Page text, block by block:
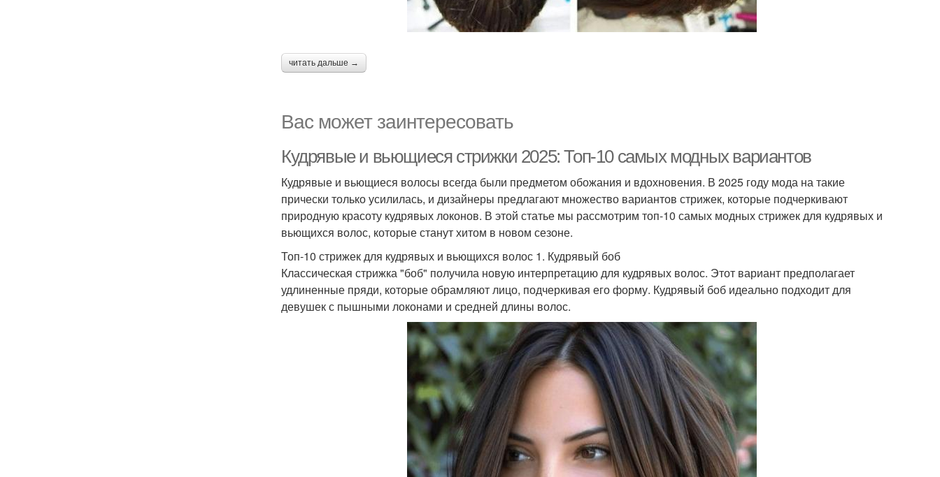
читать дальше →
Вас может заинтересовать
Кудрявые и вьющиеся стрижки 2025: Топ-10 самых модных вариантов
Кудрявые и вьющиеся волосы всегда были предметом обожания и вдохновения. В 2025 году мода на такие
прически только усилилась, и дизайнеры предлагают множество вариантов стрижек, которые подчеркивают
природную красоту кудрявых локонов. В этой статье мы рассмотрим топ-10 самых модных стрижек для кудрявых и
вьющихся волос, которые станут хитом в новом сезоне.
Топ-10 стрижек для кудрявых и вьющихся волос 1. Кудрявый боб
Классическая стрижка "боб" получила новую интерпретацию для кудрявых волос. Этот вариант предполагает
удлиненные пряди, которые обрамляют лицо, подчеркивая его форму. Кудрявый боб идеально подходит для
девушек с пышными локонами и средней длины волос.